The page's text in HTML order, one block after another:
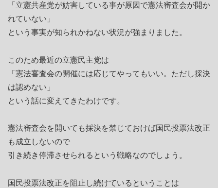
「立憲共産党が妨害している事が原因で憲法審査会が開か
れていない」
という事実が知られかねない状況が強まりました。
このため最近の立憲民主党は
「憲法審査会の開催には応じてやってもいい。ただし採決
は認めない」
という話に変えてきたわけです。
憲法審査会を開いても採決を禁じておけば国民投票法改正
も成立しないので
引き続き停滞させられるという戦略なのでしょう。
国民投票法改正を阻止し続けているということは